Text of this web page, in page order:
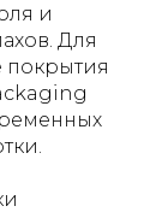
и
Для
покрытия